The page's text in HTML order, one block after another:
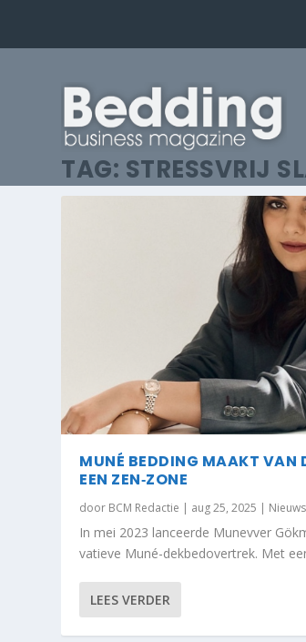
TAG: STRESSVRIJ
MUNÉ BEDDING MAAKT VAN
EEN ZEN‐ZONE
door BCM Redactie | aug 25, 2025 | Nieuws
In mei 2023 lanceerde Munevver
vatieve Muné-dekbedovertrek. Met
LEES VERDER